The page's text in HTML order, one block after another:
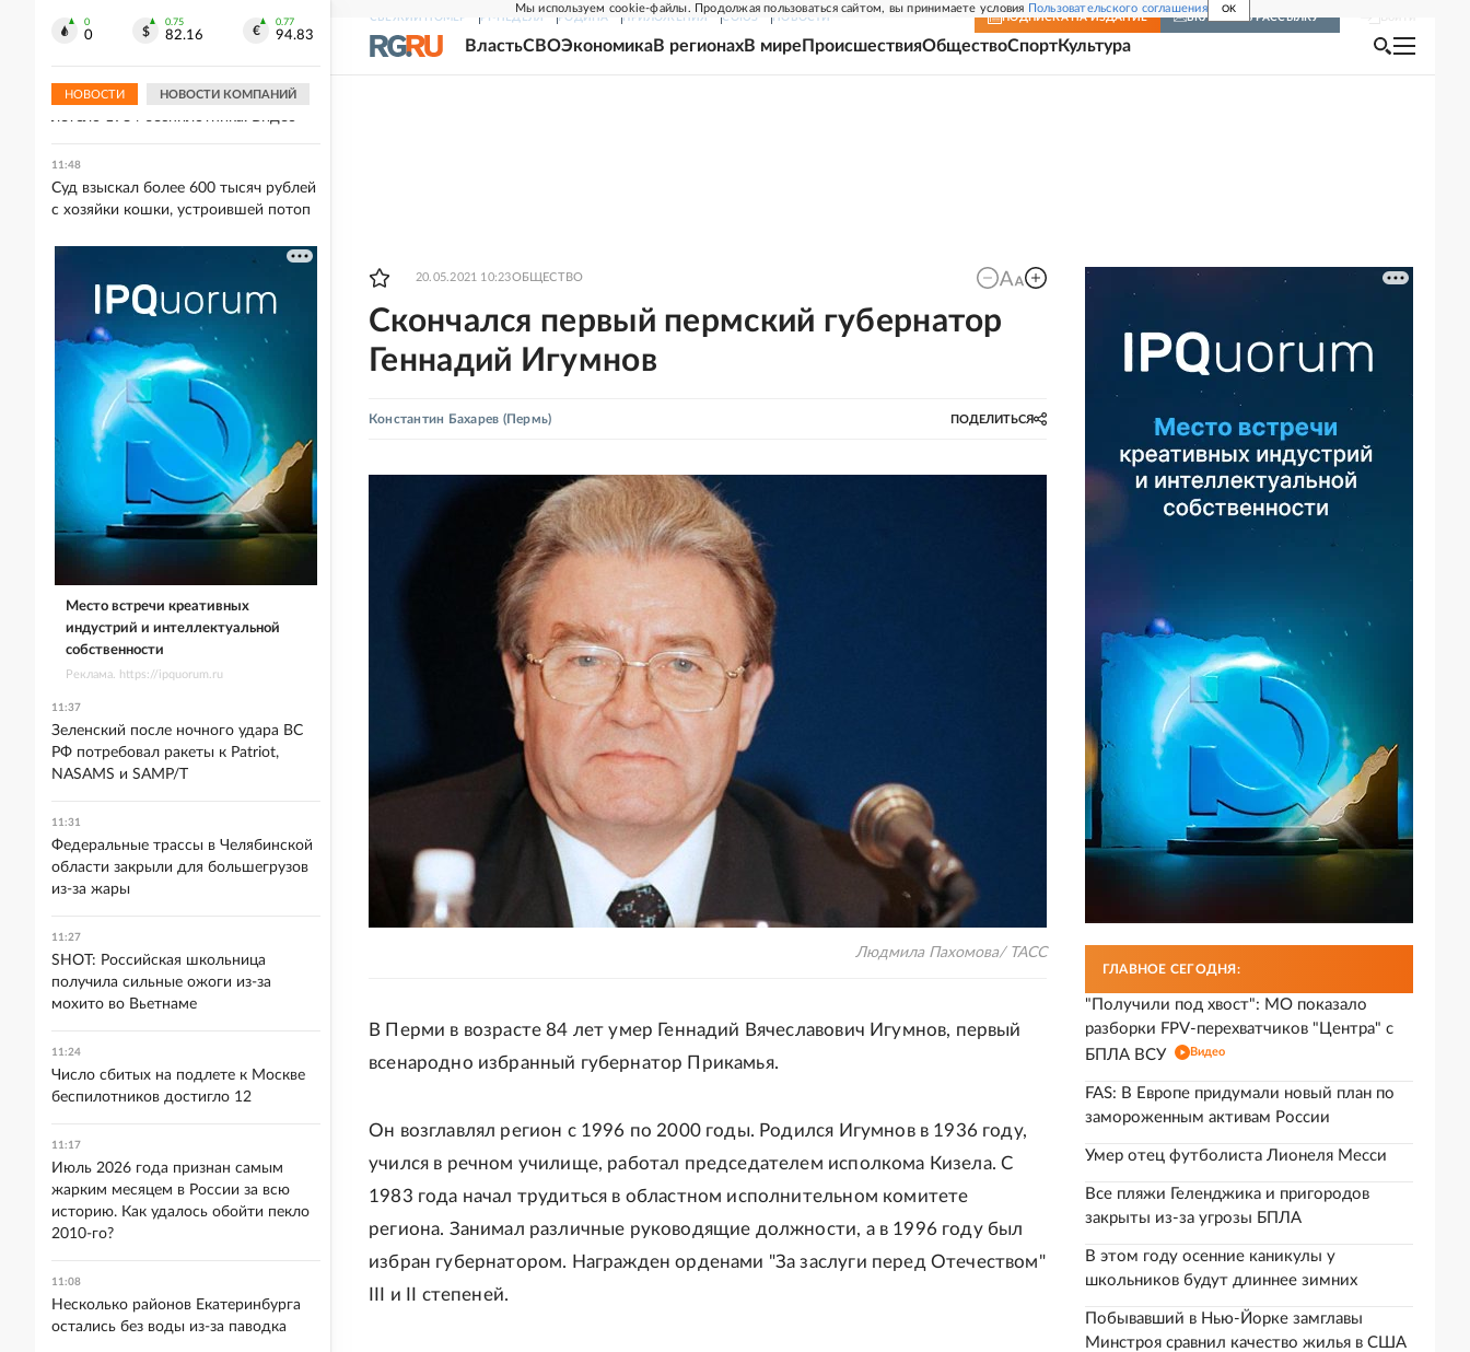
Мы используем cookie-файлы. Продолжая пользоваться сайтом, вы принимаете условия Пользовательского соглашения OK
СВЕЖИЙ НОМЕР РГ-НЕДЕЛЯ РОДИНА ПРИЛОЖЕНИЯ СОЮЗ НОВОСТИ ПОДПИСКА НА ИЗДАНИЕ ВКЛЮЧИТЬ РАССЫЛКУ
ВластьСВОЭкономикаВ регионахВ мире ПроисшествияОбществоСпортКультура
20.05.2021 10:23ОБЩЕСТВО
Скончался первый пермский губернатор
Геннадий Игумнов
Константин Бахарев (Пермь) ПОДЕЛИТЬСЯ
Людмила Пахомова/ ТАСС
В Перми в возрасте 84 лет умер Геннадий Вячеславович Игумнов, первый
всенародно избранный губернатор Прикамья.
Он возглавлял регион с 1996 по 2000 годы. Родился Игумнов в 1936 году,
учился в речном училище, работал председателем исполкома Кизела. С
1983 года начал трудиться в областном исполнительном комитете
региона. Занимал различные руководящие должности, а в 1996 году был
избран губернатором. Награжден орденами "За заслуги перед Отечеством"
III и II степеней.
ГЛАВНОЕ СЕГОДНЯ:
"Получили под хвост": МО показало
разборки FPV-перехватчиков "Центра" с
БПЛА ВСУ
Видео
FAS: В Европе придумали новый план по
замороженным активам России
Умер отец футболиста Лионеля Месси
Все пляжи Геленджика и пригородов
закрыты из-за угрозы БПЛА
В этом году осенние каникулы у
школьников будут длиннее зимних
Побывавший в Нью-Йорке замглавы
Минстроя сравнил качество жилья в США
0
0
0.75
82.16
0.77
94.83
НОВОСТИ НОВОСТИ КОМПАНИЙ
удержать Ивановку
В сторону Москвы с начала августа
летело 1984 беспилотника. Видео
11:48
Суд взыскал более 600 тысяч рублей
с хозяйки кошки, устроившей потоп
Место встречи креативных
индустрий и интеллектуальной
собственности
Реклама. https://ipquorum.ru
11:37
Зеленский после ночного удара ВС
РФ потребовал ракеты к Patriot,
NASAMS и SAMP/T
11:31
Федеральные трассы в Челябинской
области закрыли для большегрузов
из-за жары
11:27
SHOT: Российская школьница
получила сильные ожоги из-за
мохито во Вьетнаме
11:24
Число сбитых на подлете к Москве
беспилотников достигло 12
11:17
Июль 2026 года признан самым
жарким месяцем в России за всю
историю. Как удалось обойти пекло
2010-го?
11:08
Несколько районов Екатеринбурга
остались без воды из-за паводка